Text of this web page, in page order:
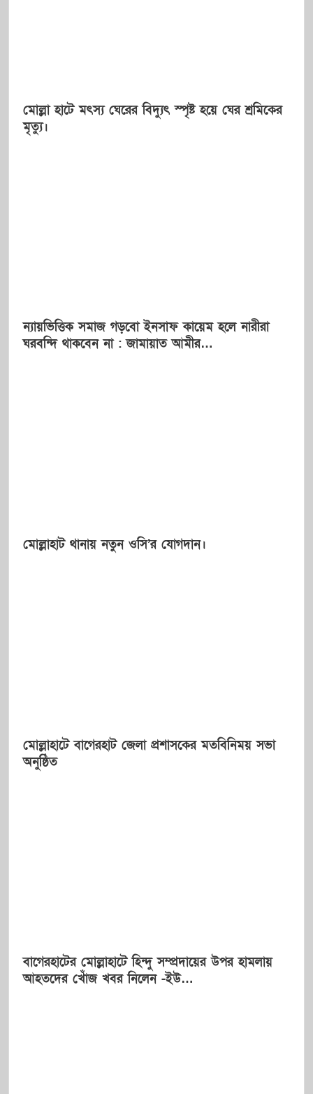
মোল্লা হাটে মৎস্য ঘেরের বিদ্যুৎ স্পৃষ্ট হয়ে ঘের শ্রমিকের
মৃত্যু।
ন্যায়ভিত্তিক সমাজ গড়বো ইনসাফ কায়েম হলে নারীরা
ঘরবন্দি থাকবেন না : জামায়াত আমীর…
মোল্লাহাট থানায় নতুন ওসি’র যোগদান।
মোল্লাহাটে বাগেরহাট জেলা প্রশাসকের মতবিনিময় সভা
অনুষ্ঠিত
বাগেরহাটের মোল্লাহাটে হিন্দু সম্প্রদায়ের উপর হামলায়
আহতদের খোঁজ খবর নিলেন -ইউ…